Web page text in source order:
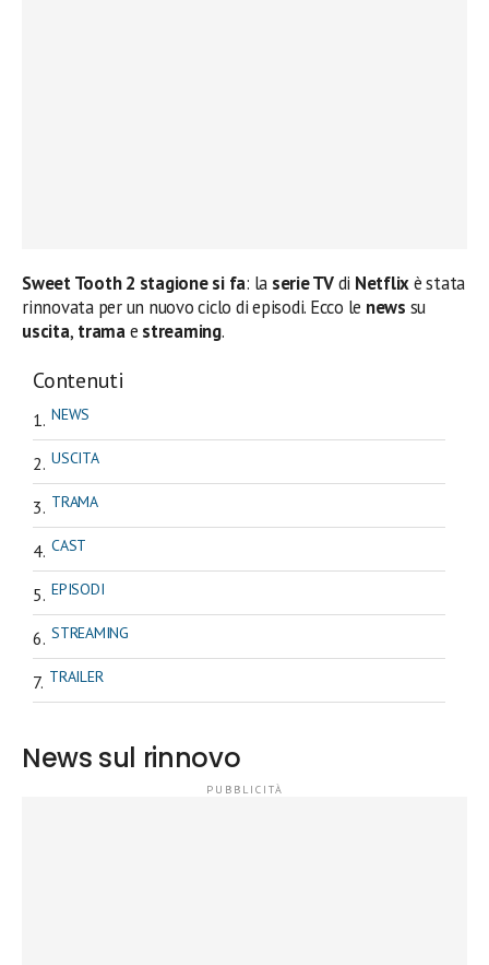
Sweet Tooth 2 stagione si fa: la serie TVdi Netflixè stata
rinnovata per un nuovo ciclo di episodi. Ecco le news su
uscita, tramae streaming.
Contenuti
NEWS
USCITA
TRAMA
CAST
EPISODI
STREAMING
TRAILER
News sul rinnovo